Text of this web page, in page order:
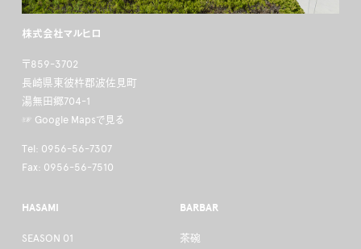
株式会社マルヒロ
〒859-3702
長崎県東彼杵郡波佐見町
湯無田郷704-1
☞ Google Mapsで見る
Tel: 0956-56-7307
Fax: 0956-56-7510
HASAMI
SEASON 01
BARBAR
茶碗